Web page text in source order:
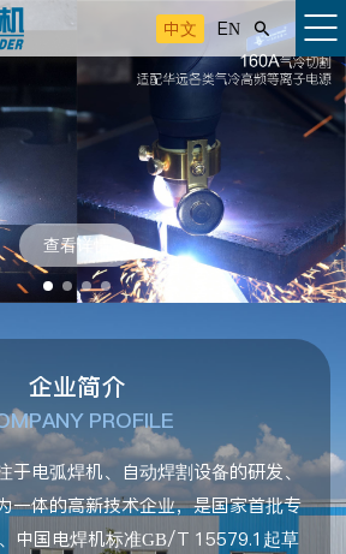
中文 EN 
查看详情
企业简介
PROFILE
于电弧焊机、自动焊割设备的研发、
一体的高新技术企业，是国家首批专
中国电焊机标准GB/T 15579.1起草